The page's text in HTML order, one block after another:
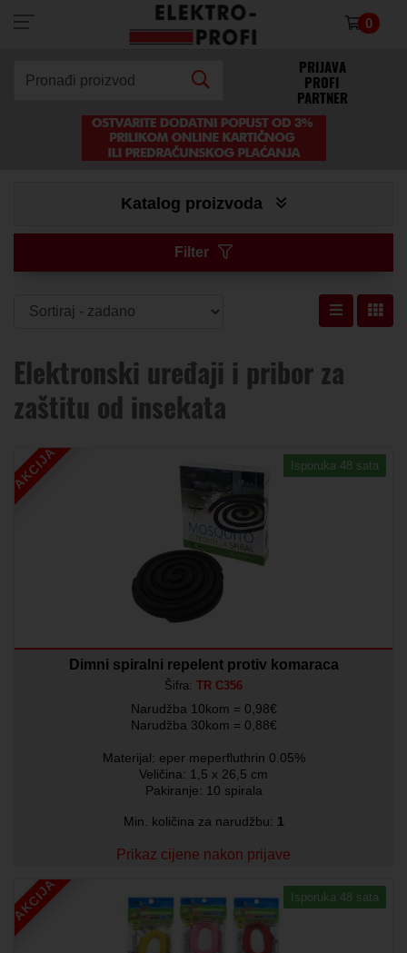
×
0
Pronađi proizvod
PRIJAVA
PROFI
PARTNER
Katalog proizvoda
Filter
Elektronski uređaji i pribor za
zaštitu od insekata
AKCIJA Isporuka 48 sata
Dimni spiralni repelent protiv komaraca
Šifra: TR C356
Narudžba 10kom = 0,98€
Narudžba 30kom = 0,88€
Materijal: eper meperfluthrin 0.05%
Veličina: 1,5 x 26,5 cm
Pakiranje: 10 spirala
Min. količina za narudžbu: 1
Prikaz cijene nakon prijave
AKCIJA Isporuka 48 sata